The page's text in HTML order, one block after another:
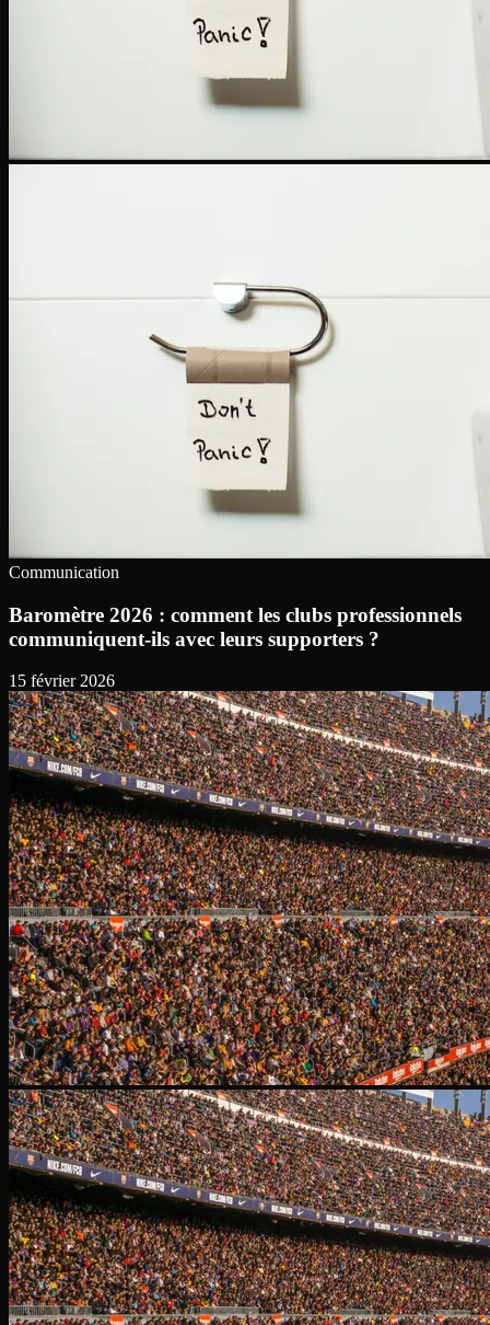
Communication
Baromètre 2026 : comment les clubs professionnels
communiquent-ils avec leurs supporters ?
15 février 2026